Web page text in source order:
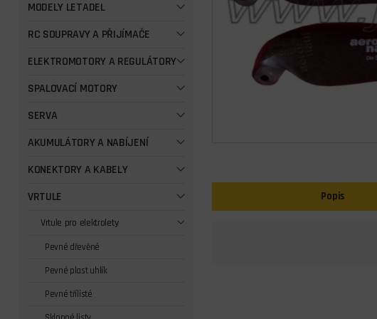
MODELY LETADEL
RC SOUPRAVY A PŘIJÍMAČE
ELEKTROMOTORY A REGULÁTORY
SPALOVACÍ MOTORY
SERVA
AKUMULÁTORY A NABÍJENÍ
KONEKTORY A KABELY
VRTULE
Vrtule pro elektrolety
Pevné dřevěné
Pevné plast uhlík
Pevné třílisté
Popis